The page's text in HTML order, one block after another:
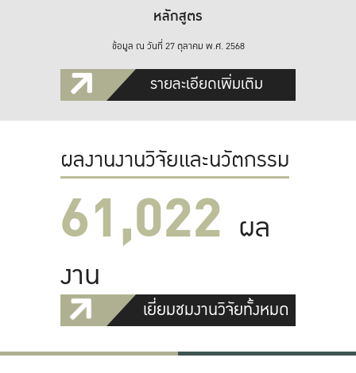
หลักสูตร
ข้อมูล ณ วันที่ 27 ตุลาคม พ.ศ. 2568
รายละเอียดเพิ่มเติม
ผลงานงานวิจัยและนวัตกรรม
61,022 ผล
งาน
เยี่ยมชมงานวิจัยทั้งหมด